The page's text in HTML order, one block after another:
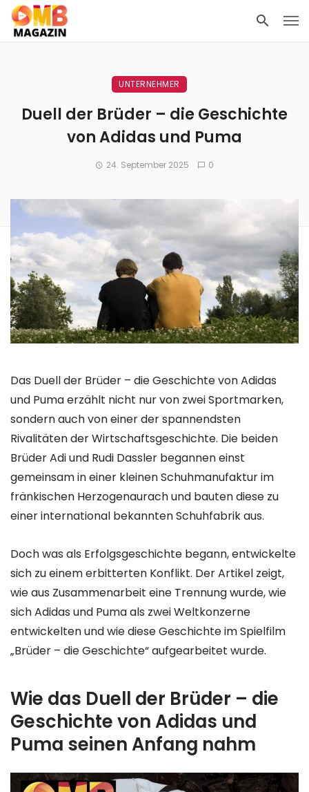
UNTERNEHMER
Duell der Brüder – die Geschichte
von Adidas und Puma
24. September 2025 0
Das Duell der Brüder – die Geschichte von Adidas
und Puma erzählt nicht nur von zwei Sportmarken,
sondern auch von einer der spannendsten
Rivalitäten der Wirtschaftsgeschichte. Die beiden
Brüder Adi und Rudi Dassler begannen einst
gemeinsam in einer kleinen Schuhmanufaktur im
fränkischen Herzogenaurach und bauten diese zu
einer international bekannten Schuhfabrik aus.
Doch was als Erfolgsgeschichte begann, entwickelte
sich zu einem erbitterten Konflikt. Der Artikel zeigt,
wie aus Zusammenarbeit eine Trennung wurde, wie
sich Adidas und Puma als zwei Weltkonzerne
entwickelten und wie diese Geschichte im Spielfilm
„Brüder – die Geschichte“ aufgearbeitet wurde.
Wie das Duell der Brüder – die
Geschichte von Adidas und
Puma seinen Anfang nahm